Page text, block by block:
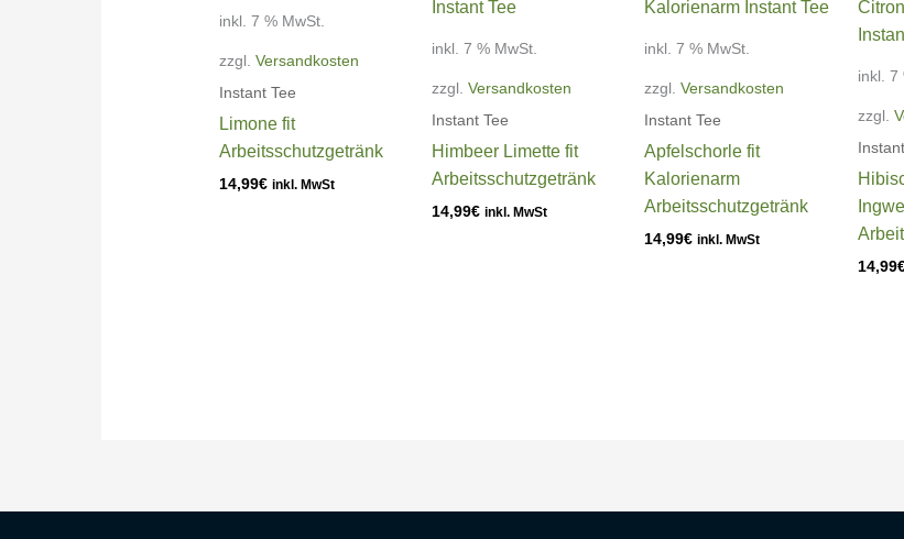
inkl. 7 % MwSt.
zzgl. Versandkosten
Instant Tee
Limone fit
Arbeitsschutzgetränk
14,99€ inkl. MwSt
inkl. 7 % MwSt.
zzgl.Versandkosten
Instant Tee
Himbeer Limette fit
Arbeitsschutzgetränk
14,99€ inkl. MwSt
inkl. 7 % MwSt.
zzgl.Versandkosten
Instant Tee
Apfelschorle fit
Kalorienarm
Arbeitsschutzgetränk
14,99€ inkl. MwSt
inkl. 7
zzgl.
14,99